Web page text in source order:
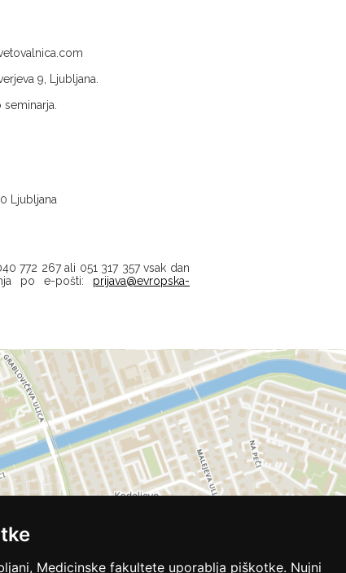
Medicinske fakultete uporablja piškotke. Nujni
9, Ljubljana.
Ljubljana
772 267 ali 051 317 357 vsak dan
po e-pošti: prijava@evropska-